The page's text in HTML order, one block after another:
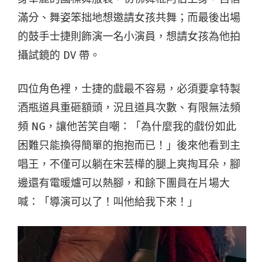
滿分、舞姿笨拙地想邀請女孩共舞；而最後出場
的鼓手士捷則飾演一名小演員，想請女孩為他拍
攝試鏡的 DV 帶。
四位角色裡，士捷的戲最不容易，必須要拿特製
酒瓶道具重砸額頭，況且道具次數、有限無法頻
頻 NG，讓他苦笑自嘲：「為什麼我的戲份如此
困難只能換得簡單的抱抱而已！」後來他看到主
唱王，不僅可以躺在宋芸樺的腿上爽掏耳朵，腳
邊還有電暖爐可以熱腳，和餘下團員在片場大
喊：「導演可以了！叫他給我下來！」